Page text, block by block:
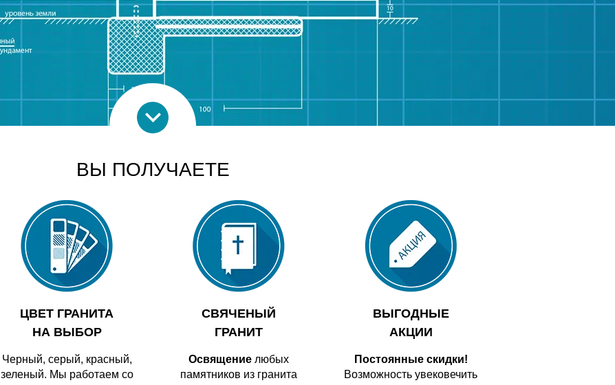
ВЫ ПОЛУЧАЕТЕ
ЦВЕТ ГРАНИТА
НА ВЫБОР
Черный, серый, красный,
зеленый. Мы работаем со
СВЯЧЕНЫЙ
ГРАНИТ
Освящение любых
памятников из гранита
ВЫГОДНЫЕ
АКЦИИ
Постоянные скидки!
Возможность увековечить